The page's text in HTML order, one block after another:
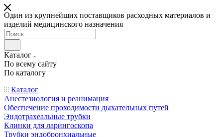
Один из крупнейших поставщиков расходных материалов и
изделий медицинского назначения
Каталог
По всему сайту
По каталогу
Каталог
Анестезиология и реанимация
Обеспечение проходимости дыхательных путей
Эндотрахеальные трубки
Клинки для ларингоскопа
Трубки эндобронхиальные